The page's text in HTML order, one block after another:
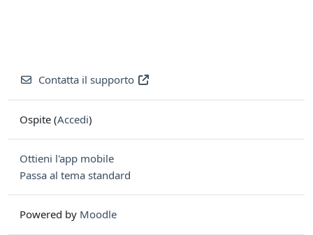
Contatta il supporto
Ospite (Accedi)
Ottieni l'app mobile
Passa al tema standard
Powered by Moodle